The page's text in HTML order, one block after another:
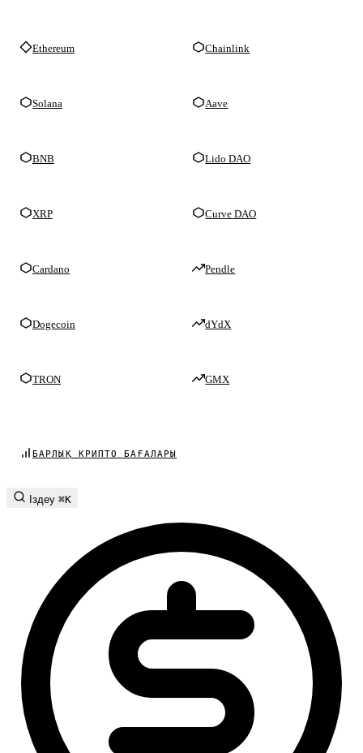
Ethereum
Solana
BNB
XRP
Cardano
Dogecoin
TRON
Chainlink
Aave
Lido DAO
Curve DAO
Pendle
dYdX
GMX
БАРЛЫҚ КРИПТО БАҒАЛАРЫ
Іздеу ⌘K